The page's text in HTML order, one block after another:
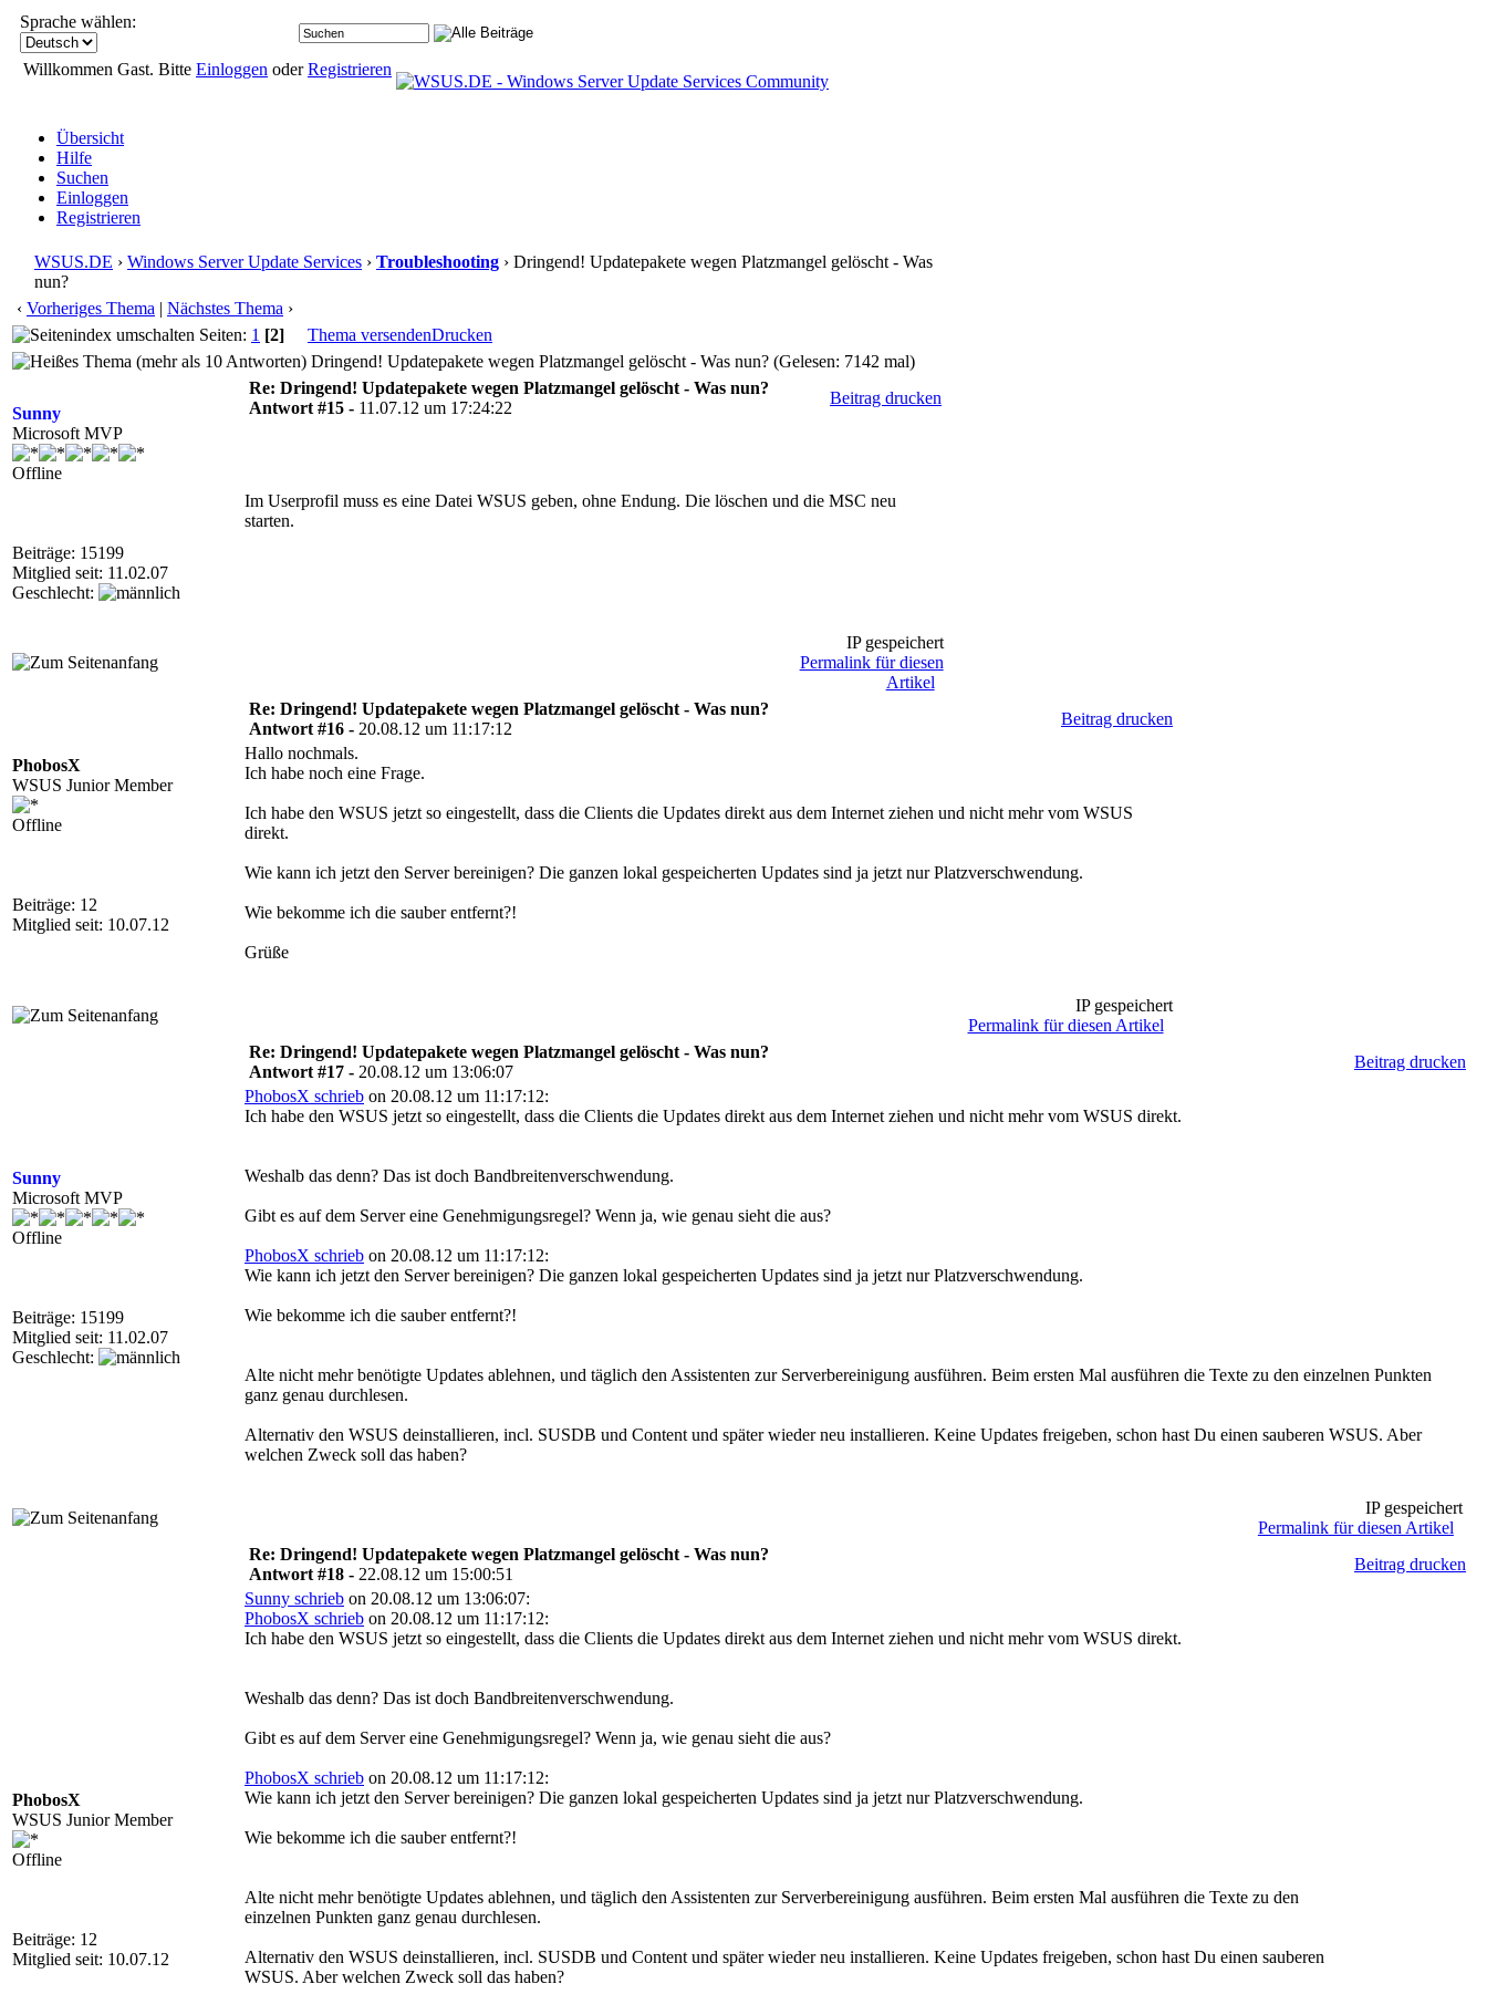
Sprache wählen:
Willkommen Gast. Bitte Einloggen oderRegistrieren
Übersicht
Hilfe
Suchen
Einloggen
Registrieren
WSUS.DE › Windows Server Update Services › Troubleshooting › Dringend! Updatepakete wegen Platzmangel gelöscht - Was
nun?
‹ Vorheriges Thema | Nächstes Thema ›
Seiten: 1 [2] Thema versendenDrucken
Dringend! Updatepakete wegen Platzmangel gelöscht - Was nun? (Gelesen: 7142 mal)
Sunny
Microsoft MVP
Offline
Beiträge: 15199
Mitglied seit: 11.02.07
Geschlecht:
Re: Dringend! Updatepakete wegen Platzmangel gelöscht - Was nun?
Antwort #15 - 11.07.12 um 17:24:22
Beitrag drucken
Im Userprofil muss es eine Datei WSUS geben, ohne Endung. Die löschen und die MSC neu
starten.
IP gespeichert
Permalink für diesen
Artikel
PhobosX
WSUS Junior Member
Offline
Beiträge: 12
Mitglied seit: 10.07.12
Re: Dringend! Updatepakete wegen Platzmangel gelöscht - Was nun?
Antwort #16 - 20.08.12 um 11:17:12
Beitrag drucken
Hallo nochmals.
Ich habe noch eine Frage.
Ich habe den WSUS jetzt so eingestellt, dass die Clients die Updates direkt aus dem Internet ziehen und nicht mehr vom WSUS
direkt.
Wie kann ich jetzt den Server bereinigen? Die ganzen lokal gespeicherten Updates sind ja jetzt nur Platzverschwendung.
Wie bekomme ich die sauber entfernt?!
Grüße
IP gespeichert
Permalink für diesen Artikel
Sunny
Microsoft MVP
Offline
Beiträge: 15199
Mitglied seit: 11.02.07
Geschlecht:
Re: Dringend! Updatepakete wegen Platzmangel gelöscht - Was nun?
Antwort #17 - 20.08.12 um 13:06:07
Beitrag drucken
PhobosX schrieb on 20.08.12 um 11:17:12:
Ich habe den WSUS jetzt so eingestellt, dass die Clients die Updates direkt aus dem Internet ziehen und nicht mehr vom WSUS direkt.
Weshalb das denn? Das ist doch Bandbreitenverschwendung.
Gibt es auf dem Server eine Genehmigungsregel? Wenn ja, wie genau sieht die aus?
PhobosX schrieb on 20.08.12 um 11:17:12:
Wie kann ich jetzt den Server bereinigen? Die ganzen lokal gespeicherten Updates sind ja jetzt nur Platzverschwendung.
Wie bekomme ich die sauber entfernt?!
Alte nicht mehr benötigte Updates ablehnen, und täglich den Assistenten zur Serverbereinigung ausführen. Beim ersten Mal ausführen die Texte zu den einzelnen Punkten
ganz genau durchlesen.
Alternativ den WSUS deinstallieren, incl. SUSDB und Content und später wieder neu installieren. Keine Updates freigeben, schon hast Du einen sauberen WSUS. Aber
welchen Zweck soll das haben?
IP gespeichert
Permalink für diesen Artikel
PhobosX
WSUS Junior Member
Offline
Beiträge: 12
Mitglied seit: 10.07.12
Re: Dringend! Updatepakete wegen Platzmangel gelöscht - Was nun?
Antwort #18 - 22.08.12 um 15:00:51
Beitrag drucken
Sunny schrieb on 20.08.12 um 13:06:07:
PhobosX schrieb on 20.08.12 um 11:17:12:
Ich habe den WSUS jetzt so eingestellt, dass die Clients die Updates direkt aus dem Internet ziehen und nicht mehr vom WSUS direkt.
Weshalb das denn? Das ist doch Bandbreitenverschwendung.
Gibt es auf dem Server eine Genehmigungsregel? Wenn ja, wie genau sieht die aus?
PhobosX schrieb on 20.08.12 um 11:17:12:
Wie kann ich jetzt den Server bereinigen? Die ganzen lokal gespeicherten Updates sind ja jetzt nur Platzverschwendung.
Wie bekomme ich die sauber entfernt?!
Alte nicht mehr benötigte Updates ablehnen, und täglich den Assistenten zur Serverbereinigung ausführen. Beim ersten Mal ausführen die Texte zu den
einzelnen Punkten ganz genau durchlesen.
Alternativ den WSUS deinstallieren, incl. SUSDB und Content und später wieder neu installieren. Keine Updates freigeben, schon hast Du einen sauberen
WSUS. Aber welchen Zweck soll das haben?